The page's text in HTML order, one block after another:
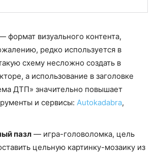
формат визуального контента,
редко используется в
схему несложно создать в
а использование в заголовке
ДТП» значительно повышает
и сервисы: Autokadabra,
пазл — игра-головоломка, цель
цельную картинку-мозаику из